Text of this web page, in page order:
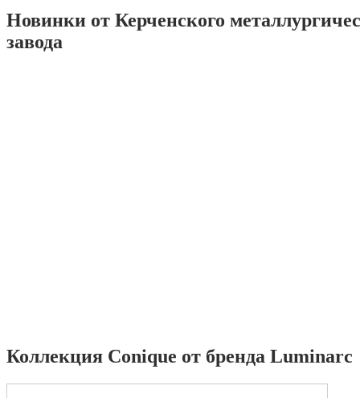
Новинки от Керченского
завода
Коллекция Conique от бренда Luminarc